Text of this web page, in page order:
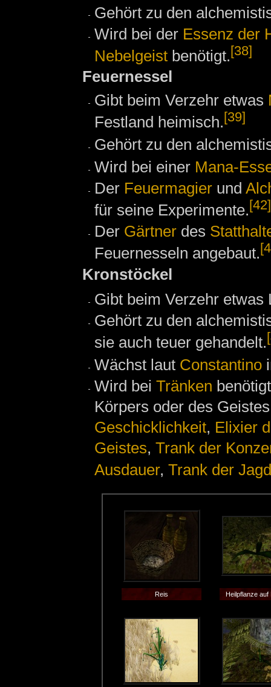
Gehört zu den
Wird bei der Essenz der
Nebelgeist benötigt.[38]
Feuernessel
Gibt beim Verzehr etwas
Festland heimisch.[39]
Gehört zu den
Wird bei einer Mana-
Der Feuermagier und
für seine Experimente. [42]
Der Gärtner des
Feuernesseln angebaut.
Kronstöckel
Gibt beim Verzehr etwas
Gehört zu den
sie auch teuer gehandelt.
Wächst laut Constantino
Wird bei Tränken
Körpers oder des
Geschicklichkeit, Elixier
Geistes, Trank der
Ausdauer, Trank der Jagd
Reis Heilpflanze auf